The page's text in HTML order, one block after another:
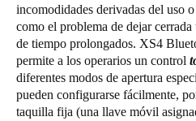
incomodidades derivadas del uso
como el problema de dejar
de tiempo prolongados. XS4
permite a los operarios un control
diferentes modos de apertura
pueden configurarse fácilmente,
taquilla fija (una llave móvil